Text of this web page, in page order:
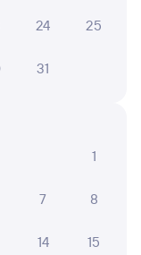
2
24 25
31
1
7 8
14 15